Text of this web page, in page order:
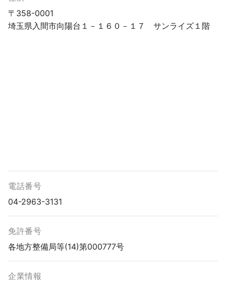
〒358-0001
埼玉県入間市向陽台１－１６０－１７ サンライズ１階
電話番号
04-2963-3131
免許番号
各地方整備局等(14)第000777号
企業情報